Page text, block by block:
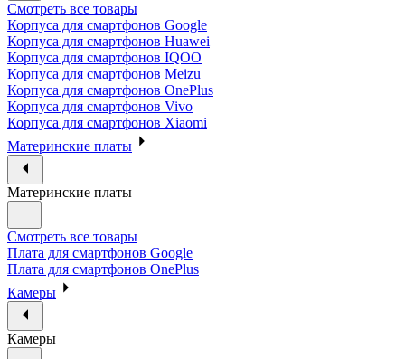
Смотреть все товары
Корпуса для смартфонов Google
Корпуса для смартфонов Huawei
Корпуса для смартфонов IQOO
Корпуса для смартфонов Meizu
Корпуса для смартфонов OnePlus
Корпуса для смартфонов Vivo
Корпуса для смартфонов Xiaomi
Материнские платы
Материнские платы
Смотреть все товары
Плата для смартфонов Google
Плата для смартфонов OnePlus
Камеры
Камеры